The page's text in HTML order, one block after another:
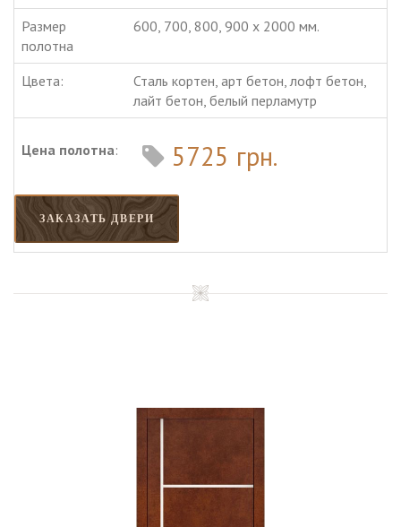
Размер
полотна
600, 700, 800, 900 х 2000 мм.
Цвета:
Сталь кортен, арт бетон, лофт бетон,
лайт бетон, белый перламутр
Цена полотна: 5725 грн.
ЗАКАЗАТЬ ДВЕРИ